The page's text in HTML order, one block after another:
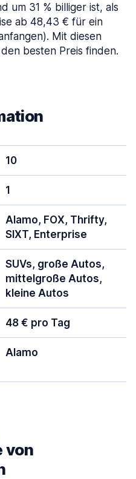
um 31 % billiger ist, als
ab 48,43 € für ein
Mit diesen
besten Preis finden.
10
1
Alamo, FOX, Thrifty,
SIXT, Enterprise
SUVs, große Autos,
mittelgroße Autos,
kleine Autos
48 € pro Tag
Alamo
von